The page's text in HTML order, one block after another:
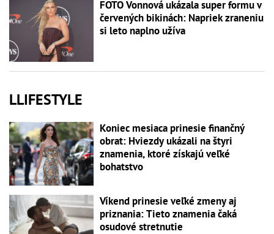
FOTO Vonnová ukázala super formu v
červených bikinách: Napriek zraneniu
si leto naplno užíva
LLIFESTYLE
Koniec mesiaca prinesie finančný
obrat: Hviezdy ukázali na štyri
znamenia, ktoré získajú veľké
bohatstvo
Víkend prinesie veľké zmeny aj
priznania: Tieto znamenia čaká
osudové stretnutie